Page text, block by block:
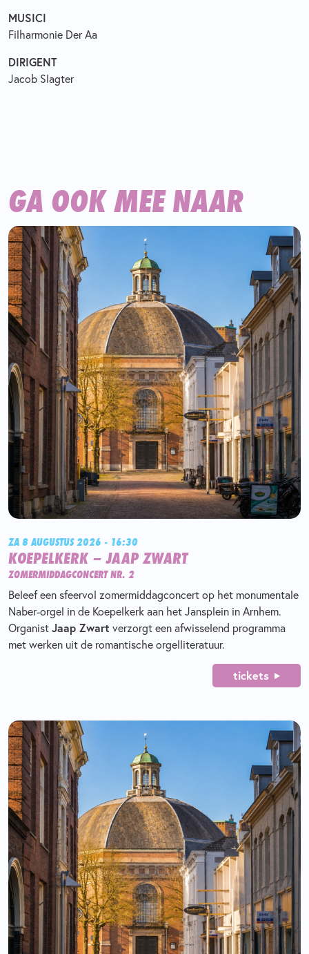
MUSICI
Filharmonie Der Aa
DIRIGENT
Jacob Slagter
GA OOK MEE NAAR
ZA 8 AUGUSTUS 2026 - 16:30
KOEPELKERK – JAAP ZWART
ZOMERMIDDAGCONCERT NR. 2
Beleef een sfeervol zomermiddagconcert op het monumentale
Naber-orgel in de Koepelkerk aan het Jansplein in Arnhem.
Organist Jaap Zwart verzorgt een afwisselend programma
met werken uit de romantische orgelliteratuur.
tickets